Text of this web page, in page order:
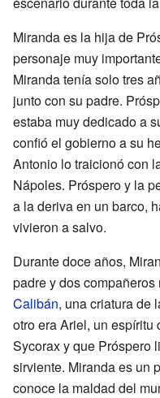
Miranda es la hija de
personaje muy
Miranda tenía solo tres
junto con su padre.
estaba muy dedicado a
confió el gobierno a su
Antonio lo traicionó con
Nápoles. Próspero y la
a la deriva en un barco,
vivieron a salvo.
Durante doce años,
padre y dos
Calibán, una criatura de
otro era Ariel, un
Sycorax y que Próspero
sirviente. Miranda es un
conoce la maldad del